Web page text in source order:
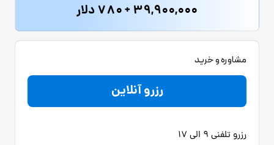
39,900,000 + 780 دلار
مشاوره و خرید
رزرو آنلاین
رزرو تلفنی 9 الی 17